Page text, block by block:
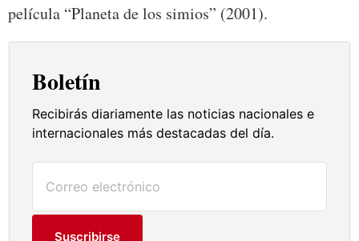
película “Planeta de los simios” (2001).
Boletín
Recibirás diariamente las noticias nacionales e
internacionales más destacadas del día.
Suscribirse